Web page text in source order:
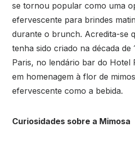
se tornou popular como uma
efervescente para brindes
durante o brunch. Acredita-se
tenha sido criado na década de
Paris, no lendário bar do Hotel
em homenagem à flor de
efervescente como a bebida.
Curiosidades sobre a Mimosa